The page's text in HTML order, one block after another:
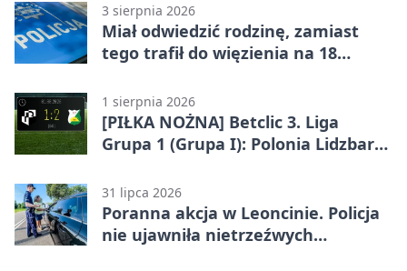
3 sierpnia 2026
Miał odwiedzić rodzinę, zamiast
tego trafił do więzienia na 18
1 sierpnia 2026
[PIŁKA NOŻNA] Betclic 3. Liga
Grupa 1 (Grupa I): Polonia Lidzbark
Mazowiecki 1:2
31 lipca 2026
Poranna akcja w Leoncinie. Policja
nie ujawniła nietrzeźwych